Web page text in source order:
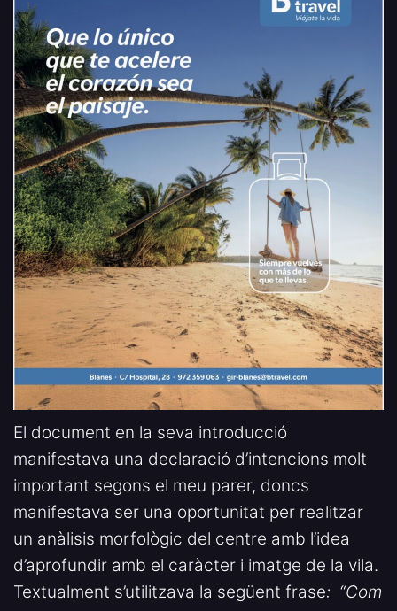
El document en la seva introducció
manifestava una declaració d’intencions molt
important segons el meu parer, doncs
manifestava ser una oportunitat per realitzar
un anàlisis morfològic del centre amb l’idea
d’aprofundir amb el caràcter i imatge de la vila.
Textualment s’utilitzava la següent frase: “Com